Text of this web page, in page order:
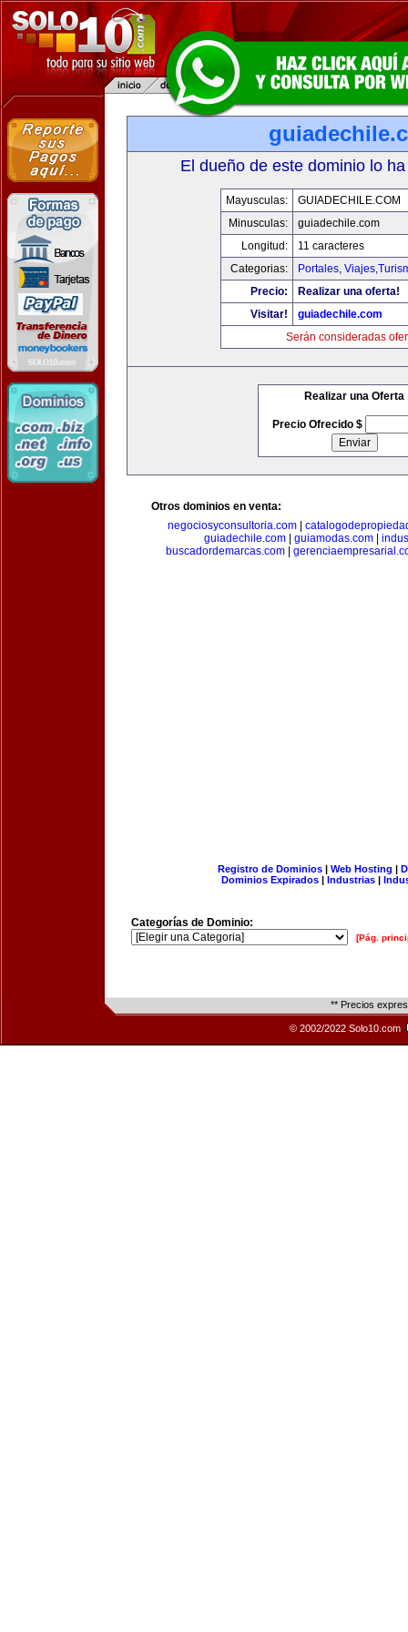
El dueño de este dominio lo
Mayusculas:
GUIADECHILE.COM
Minusculas:
guiadechile.com
Longitud:
11 caracteres
Categorias:
Portales,
Precio:
Realizar una oferta!
Visitar!
guiadechile.com
Serán consideradas
Realizar una Oferta
Precio Ofrecido $
Otros dominios en venta:
negociosyconsultoria.com|
guiadechile.com
guiamodas.com
buscadordemarcas.com|
Registro de Dominios| Web Hosting |
Dominios Expirados | Industrias |
Categorías de Dominio:
[Pág.
** Precios
© 2002/2022 Solo10.com